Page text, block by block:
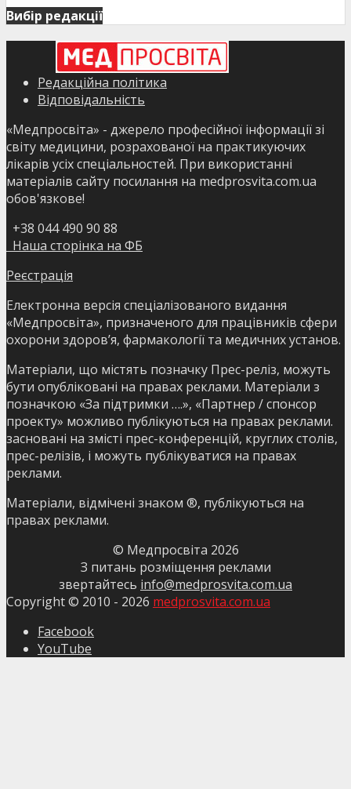
Вибір редакції
Редакційна політика
Відповідальність
«Медпросвіта» - джерело професійної інформації зі
світу медицини, розрахованої на практикуючих
лікарів усіх спеціальностей. При використанні
матеріалів сайту посилання на medprosvita.com.ua
обов'язкове!
+38 044 490 90 88
Наша сторінка на ФБ
Реєстрація
Електронна версія спеціалізованого видання
«Медпросвіта», призначеного для працівників сфери
охорони здоров’я, фармакології та медичних установ.
Матеріали, що містять позначку Прес-реліз, можуть
бути опубліковані на правах реклами. Матеріали з
позначкою «За підтримки ….», «Партнер / спонсор
проекту» можливо публікуються на правах реклами.
засновані на змісті прес-конференцій, круглих столів,
прес-релізів, і можуть публікуватися на правах
реклами.
Матеріали, відмічені знаком ®, публікуються на
правах реклами.
© Медпросвіта 2026
З питань розміщення реклами
звертайтесь info@medprosvita.com.ua
Copyright © 2010 - 2026 medprosvita.com.ua
Facebook
YouTube